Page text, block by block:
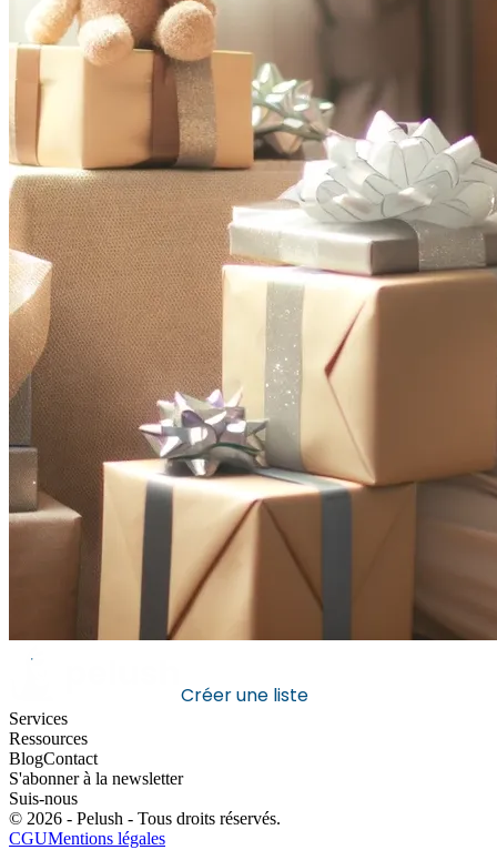
Créer une liste
Services
Ressources
BlogContact
S'abonner à la newsletter
Suis-nous
© 2026 - Pelush - Tous droits réservés.
CGUMentions légales